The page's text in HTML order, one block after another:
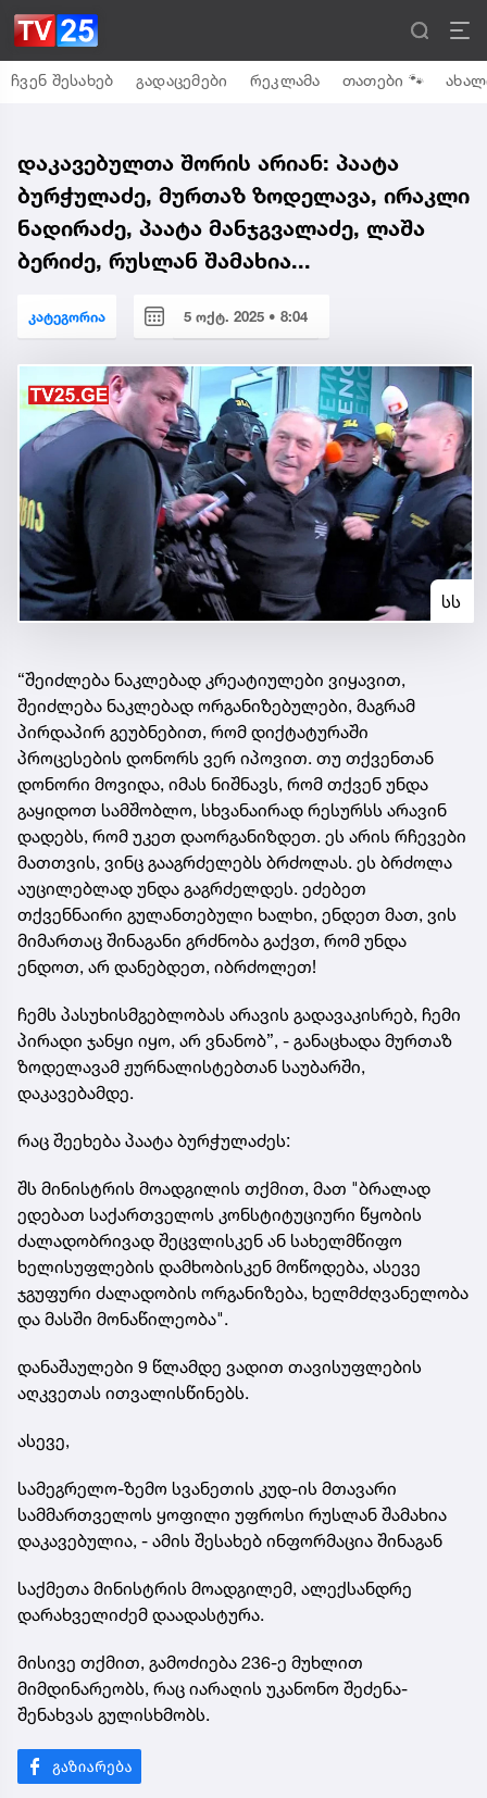
ჩვენ შესახებ გადაცემები რეკლამა თათები 🐾
დაკავებულთა შორის არიან: პაატა
ბურჭულაძე, მურთაზ ზოდელავა, ირაკლი
ნადირაძე, პაატა მანჯგვალაძე, ლაშა
ბერიძე, რუსლან შამახია...
კატეგორია 5 ოქტ. 2025 • 8:04
სს
“შეიძლება ნაკლებად კრეატიულები ვიყავით,
შეიძლება ნაკლებად ორგანიზებულები, მაგრამ
პირდაპირ გეუბნებით, რომ დიქტატურაში
პროცესების დონორს ვერ იპოვით. თუ თქვენთან
დონორი მოვიდა, იმას ნიშნავს, რომ თქვენ უნდა
გაყიდოთ სამშობლო, სხვანაირად რესურსს არავინ
დადებს, რომ უკეთ დაორგანიზდეთ. ეს არის რჩევები
მათთვის, ვინც გააგრძელებს ბრძოლას. ეს ბრძოლა
აუცილებლად უნდა გაგრძელდეს. ეძებეთ
თქვენნაირი გულანთებული ხალხი, ენდეთ მათ, ვის
მიმართაც შინაგანი გრძნობა გაქვთ, რომ უნდა
ენდოთ, არ დანებდეთ, იბრძოლეთ!
ჩემს პასუხისმგებლობას არავის გადავაკისრებ, ჩემი
პირადი ჯანყი იყო, არ ვნანობ”, - განაცხადა მურთაზ
ზოდელავამ ჟურნალისტებთან საუბარში,
დაკავებამდე.
რაც შეეხება პაატა ბურჭულაძეს:
შს მინისტრის მოადგილის თქმით, მათ "ბრალად
ედებათ საქართველოს კონსტიტუციური წყობის
ძალადობრივად შეცვლისკენ ან სახელმწიფო
ხელისუფლების დამხობისკენ მოწოდება, ასევე
ჯგუფური ძალადობის ორგანიზება, ხელმძღვანელობა
და მასში მონაწილეობა".
დანაშაულები 9 წლამდე ვადით თავისუფლების
აღკვეთას ითვალისწინებს.
ასევე,
სამეგრელო-ზემო სვანეთის კუდ-ის მთავარი
სამმართველოს ყოფილი უფროსი რუსლან შამახია
დაკავებულია, - ამის შესახებ ინფორმაცია შინაგან
საქმეთა მინისტრის მოადგილემ, ალექსანდრე
დარახველიძემ დაადასტურა.
მისივე თქმით, გამოძიება 236-ე მუხლით
მიმდინარეობს, რაც იარაღის უკანონო შეძენა-
შენახვას გულისხმობს.